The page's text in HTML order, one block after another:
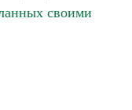
своими